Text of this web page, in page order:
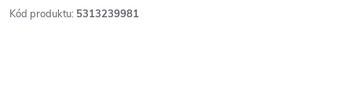
Kód produktu: 5313239981